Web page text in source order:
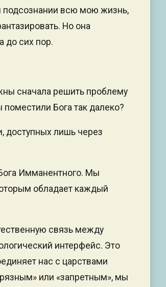
подсознании всю мою жизнь,
Но она
до сих пор.
сначала решить проблему
Бога так далеко?
доступных лишь через
Имманентного. Мы
обладает каждый
связь между
интерфейс. Это
нас с царствами
или «запретным», мы